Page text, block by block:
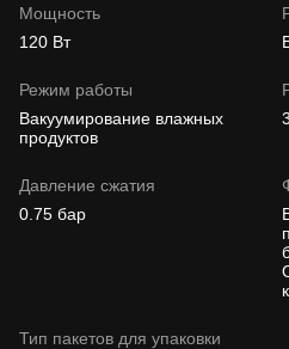
Мощность
120 Вт
Режим работы
Вакуумирование влажных
продуктов
Давление сжатия
0.75 бар
Тип пакетов для упаковки